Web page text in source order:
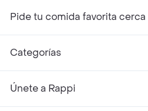
Pide tu comida favorita cerca
Categorías
Únete a Rappi